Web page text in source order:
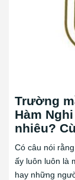
Trường
Hàm
nhiêu?
Có câu nói rằng
ấy luôn luôn là
hay những